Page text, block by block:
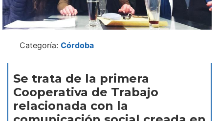
Categoría: Córdoba
Se trata de la primera
Cooperativa de Trabajo
relacionada con la